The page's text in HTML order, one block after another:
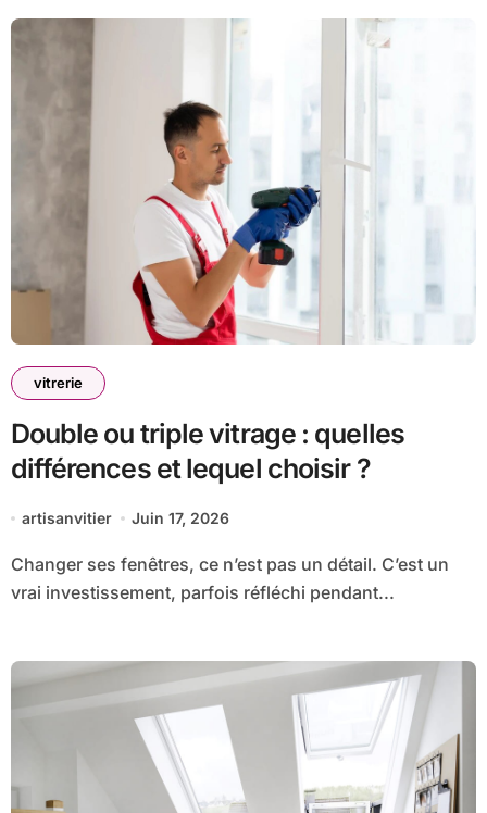
vitrerie
Double ou triple vitrage : quelles
différences et lequel choisir ?
artisanvitier Juin 17, 2026
Changer ses fenêtres, ce n’est pas un détail. C’est un
vrai investissement, parfois réfléchi pendant...